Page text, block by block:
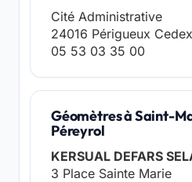
Cité Administrative
24016 Périgueux Cedex
05 53 03 35 00
Géomètres à Saint-
Péreyrol
KERSUAL DEFARS
3 Place Sainte Marie